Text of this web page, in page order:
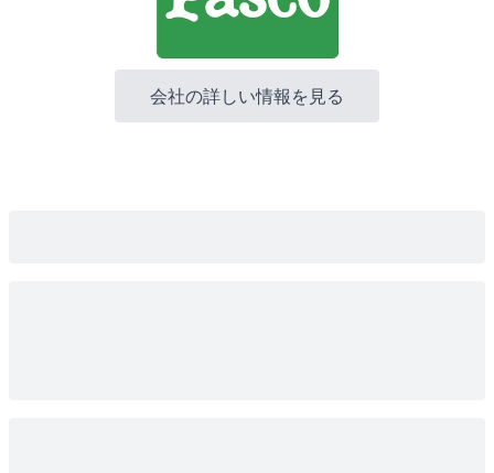
会社の詳しい情報を見る